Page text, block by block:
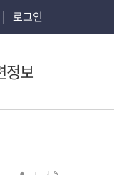
로그인
정보